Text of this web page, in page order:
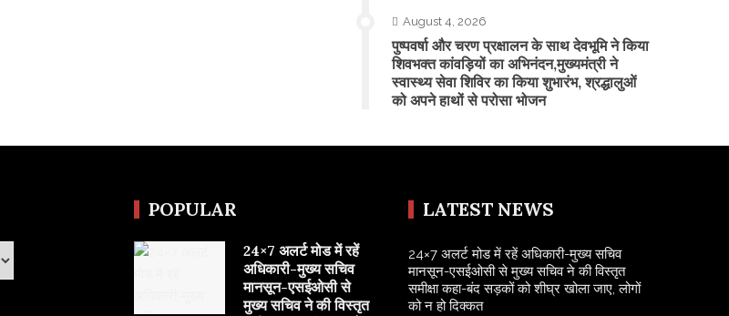
August 4, 2026
पुष्पवर्षा और चरण प्रक्षालन के साथ देवभूमि ने किया
शिवभक्त कांवड़ियों का अभिनंदन,मुख्यमंत्री ने
स्वास्थ्य सेवा शिविर का किया शुभारंभ, श्रद्धालुओं
को अपने हाथों से परोसा भोजन
POPULAR
24×7 अलर्ट मोड में रहें
अधिकारी-मुख्य सचिव
मानसून-एसईओसी से
मुख्य सचिव ने की विस्तृत
LATEST NEWS
24×7 अलर्ट मोड में रहें अधिकारी-मुख्य सचिव
मानसून-एसईओसी से मुख्य सचिव ने की विस्तृत
समीक्षा कहा-बंद सड़कों को शीघ्र खोला जाए, लोगों
को न हो दिक्कत